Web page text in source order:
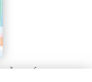
domácom